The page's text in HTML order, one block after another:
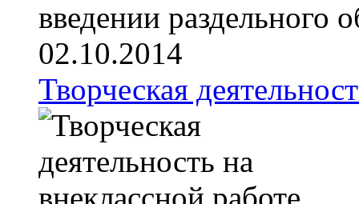
введении раздельного
02.10.2014
Творческая